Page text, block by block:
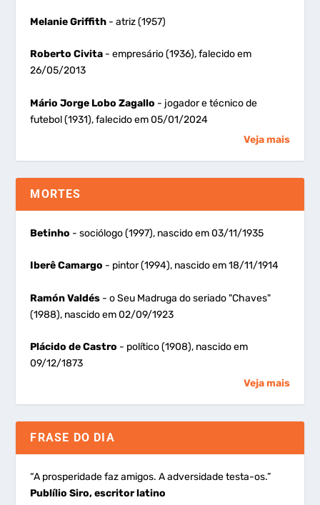
Melanie Griffith - atriz (1957)
Roberto Civita - empresário (1936), falecido em
26/05/2013
Mário Jorge Lobo Zagallo - jogador e técnico de
futebol (1931), falecido em 05/01/2024
Veja mais
MORTES
Betinho - sociólogo (1997), nascido em 03/11/1935
Iberê Camargo - pintor (1994), nascido em 18/11/1914
Ramón Valdés - o Seu Madruga do seriado "Chaves"
(1988), nascido em 02/09/1923
Plácido de Castro - político (1908), nascido em
09/12/1873
Veja mais
FRASE DO DIA
“A prosperidade faz amigos. A adversidade testa-os.”
Publílio Siro, escritor latino